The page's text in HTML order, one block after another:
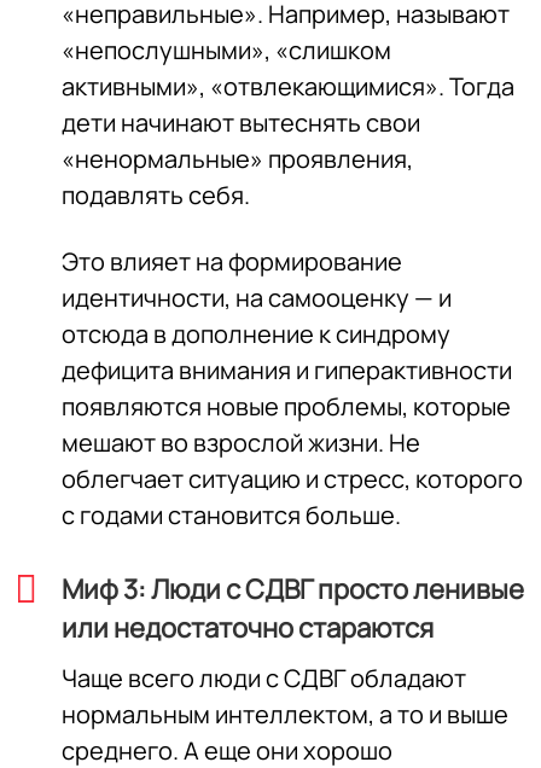
«неправильные». Например, называют
«непослушными», «слишком
активными», «отвлекающимися». Тогда
дети начинают вытеснять свои
«ненормальные» проявления,
подавлять себя.
Это влияет на формирование
идентичности, на самооценку — и
отсюда в дополнение к синдрому
дефицита внимания и гиперактивности
появляются новые проблемы, которые
мешают во взрослой жизни. Не
облегчает ситуацию и стресс, которого
с годами становится больше.
Миф 3: Люди с СДВГ просто ленивые
или недостаточно стараются
Чаще всего люди с СДВГ обладают
нормальным интеллектом, а то и выше
среднего. А еще они хорошо